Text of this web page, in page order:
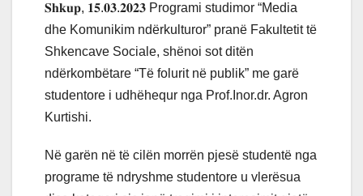
𝐒𝐡𝐤𝐮𝐩, 𝟏𝟓.𝟎𝟑.𝟐𝟎𝟐𝟑 Programi studimor “Media
dhe Komunikim ndërkulturor” pranë Fakultetit të
Shkencave Sociale, shënoi sot ditën
ndërkombëtare “Të folurit në publik” me garë
studentore i udhëhequr nga Prof.Inor.dr. Agron
Kurtishi.
Në garën në të cilën morrën pjesë studentë nga
programe të ndryshme studentore u vlerësua